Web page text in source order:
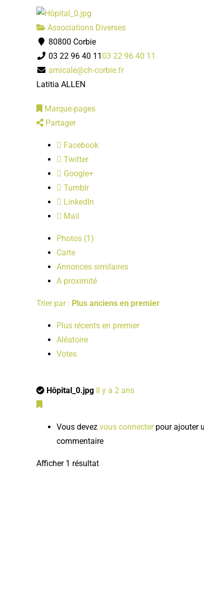
Associations Diverses
80800 Corbie
03 22 96 40 11 03 22 96 40 11
amicale@ch-corbie.fr
Latitia ALLEN
Marque-pages
Partager
Facebook
Twitter
Google+
Tumblr
LinkedIn
Mail
Photos (1)
Carte
Annonces similaires
A proximité
Trier par : Plus anciens en premier
Plus récents en premier
Aléatoire
Votes
Hôpital_0.jpg Il y a 2 ans
Vous devez vous connecterpour ajouter
commentaire
Afficher 1 résultat